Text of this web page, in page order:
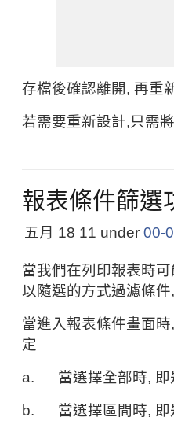
存檔後確認離開, 再重
若需要重新設計,只需將
報表條件篩選
五月 18 11 under 00-
當我們在列印報表時
以隨選的方式過濾條
當進入報表條件畫面
定
a. 當選擇全部時, 即
b. 當選擇區間時, 即